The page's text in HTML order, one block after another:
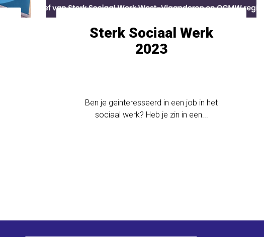
Sterk Sociaal Werk
2023
Ben je geinteresseerd in een job in het
sociaal werk? Heb je zin in een...